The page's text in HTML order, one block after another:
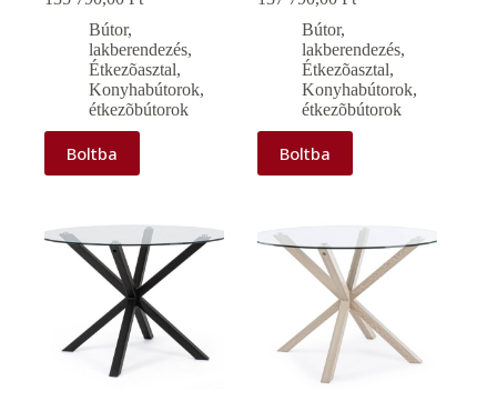
Bútor,
lakberendezés,
Étkezõasztal,
Konyhabútorok,
étkezõbútorok
Boltba
Bútor,
lakberendezés,
Étkezõasztal,
Konyhabútorok,
étkezõbútorok
Boltba